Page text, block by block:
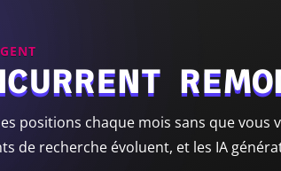
positions chaque mois sans que vous
de recherche évoluent, et les IA